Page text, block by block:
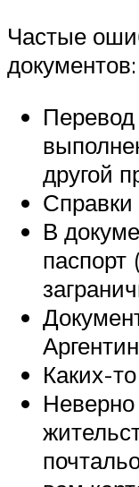
Частые
документов:
другой
В
паспорт
Каких-
Неверно